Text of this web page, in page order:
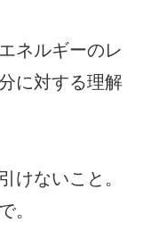
ネルギーのレ
に対する理解
けないこと。
。